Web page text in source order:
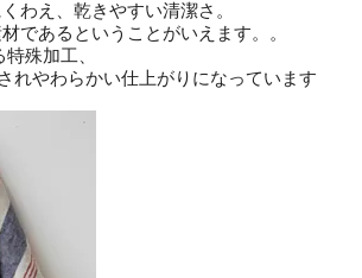
え、乾きやすい清潔さ。
あるということがいえます。。
殊加工、
やわらかい仕上がりになっています